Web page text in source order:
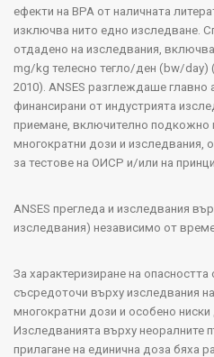
ефекти на BPA от наличната
изключва нито едно изследване.
отдадено на изследвания,
mg/ kg телесно тегло/ден ( bw/day)
2010). ANSES разглеждаше главно
финансирани от индустрията
приемане, включително подкожно
многократни дози и изследвания,
за тестове на ОИСР и/или на
ANSES прегледа и изследвания
изследвания) независимо от
За характеризиране на опасността
съсредоточи върху изследвания
многократни дози и особено
Изследванията върху неоралните
прилагане на единична доза бяха